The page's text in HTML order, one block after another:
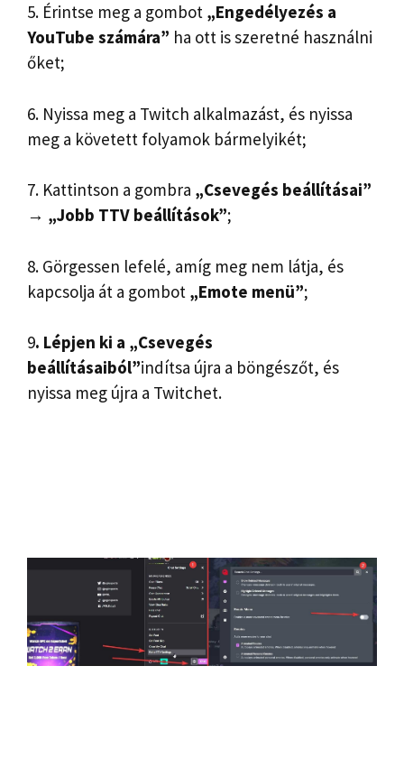
5. Érintse meg a gombot „Engedélyezés a
YouTube számára” ha ott is szeretné használni
őket;
6. Nyissa meg a Twitch alkalmazást, és nyissa
meg a követett folyamok bármelyikét;
7. Kattintson a gombra „Csevegés beállításai”
→ „Jobb TTV beállítások”;
8. Görgessen lefelé, amíg meg nem látja, és
kapcsolja át a gombot „Emote menü”;
9. Lépjen ki a „Csevegés
beállításaiból”indítsa újra a böngészőt, és
nyissa meg újra a Twitchet.